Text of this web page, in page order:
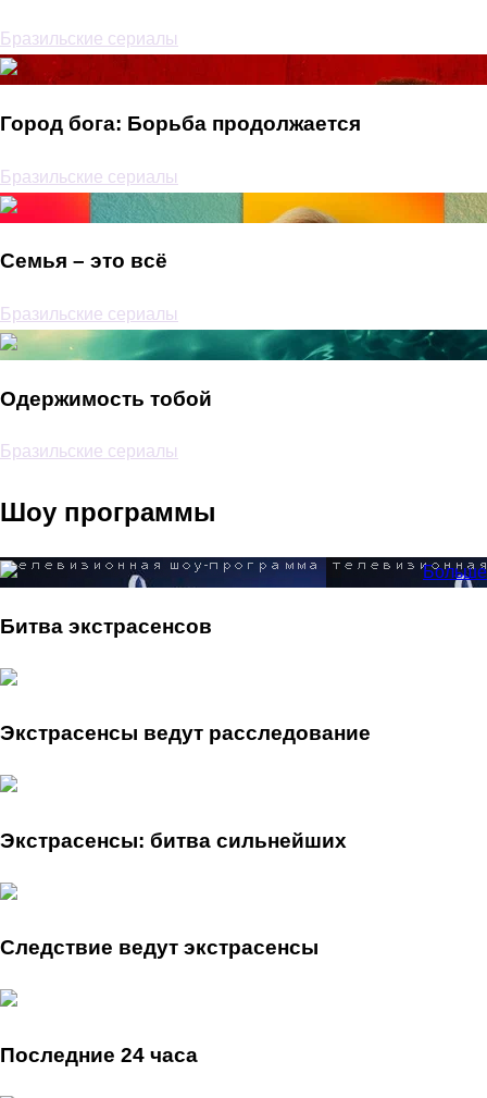
Бразильские сериалы
Город бога: Борьба продолжается
Бразильские сериалы
Семья – это всё
Бразильские сериалы
Одержимость тобой
Бразильские сериалы
Шоу программы
Больше
Битва экстрасенсов
Экстрасенсы ведут расследование
Экстрасенсы: битва сильнейших
Следствие ведут экстрасенсы
Последние 24 часа